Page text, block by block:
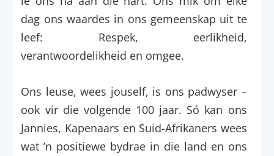
dag ons waardes in ons gemeenskap uit te
leef: Respek, eerlikheid,
verantwoordelikheid en omgee.
Ons leuse, wees jouself, is ons padwyser –
ook vir die volgende 100 jaar. Só kan ons
Jannies, Kapenaars en Suid-Afrikaners wees
wat ’n positiewe bydrae in die land en ons